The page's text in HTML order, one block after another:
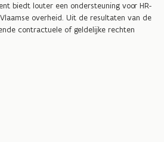
biedt louter een ondersteuning voor HR-
overheid. Uit de resultaten van de
contractuele of geldelijke rechten